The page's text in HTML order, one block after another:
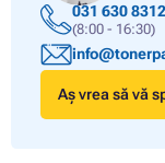
031 630 8312
(8:00 - 16:30)
Aș vrea să vă